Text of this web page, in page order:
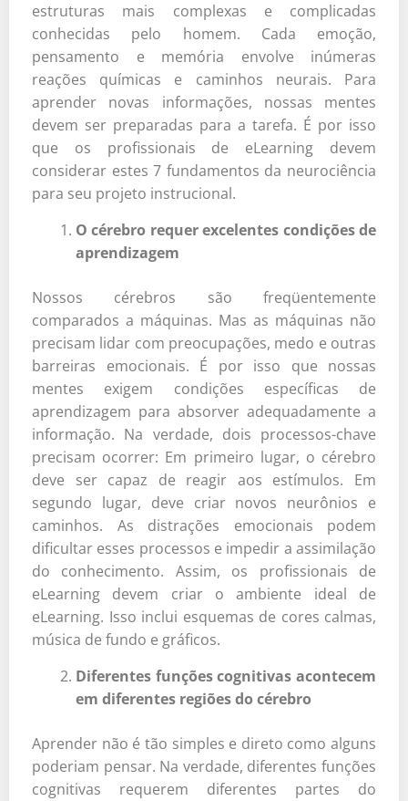
estruturas mais complexas e complicadas
conhecidas pelo homem. Cada emoção,
pensamento e memória envolve inúmeras
reações químicas e caminhos neurais. Para
aprender novas informações, nossas mentes
devem ser preparadas para a tarefa. É por isso
que os profissionais de eLearning devem
considerar estes 7 fundamentos da neurociência
para seu projeto instrucional.
O cérebro requer excelentes condições de
aprendizagem
Nossos cérebros são freqüentemente
comparados a máquinas. Mas as máquinas não
precisam lidar com preocupações, medo e outras
barreiras emocionais. É por isso que nossas
mentes exigem condições específicas de
aprendizagem para absorver adequadamente a
informação. Na verdade, dois processos-chave
precisam ocorrer: Em primeiro lugar, o cérebro
deve ser capaz de reagir aos estímulos. Em
segundo lugar, deve criar novos neurônios e
caminhos. As distrações emocionais podem
dificultar esses processos e impedir a assimilação
do conhecimento. Assim, os profissionais de
eLearning devem criar o ambiente ideal de
eLearning. Isso inclui esquemas de cores calmas,
música de fundo e gráficos.
Diferentes funções cognitivas acontecem
em diferentes regiões do cérebro
Aprender não é tão simples e direto como alguns
poderiam pensar. Na verdade, diferentes funções
cognitivas requerem diferentes partes do